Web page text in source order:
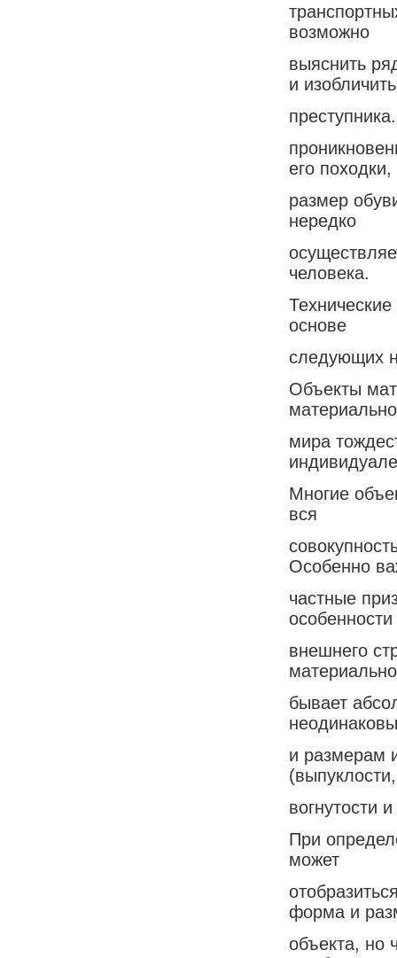
возможно
выяснить
и изобличить
его походки,
размер
нередко
человека.
основе
следующих
Объекты
мира
Многие
вся
Особенно
частные
особенности
внешнего
бывает
и размерам
(выпуклости,
вогнутости
При
может
форма и
объекта, но